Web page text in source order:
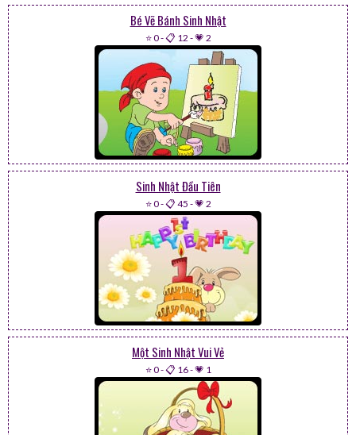
Bé Vẽ Bánh Sinh Nhật
⭐ 0-📋 12 -💗 2
Sinh Nhật Đầu Tiên
⭐ 0-📋 45 -💗 2
Một Sinh Nhật Vui Vẻ
⭐ 0-📋 16-💗 1